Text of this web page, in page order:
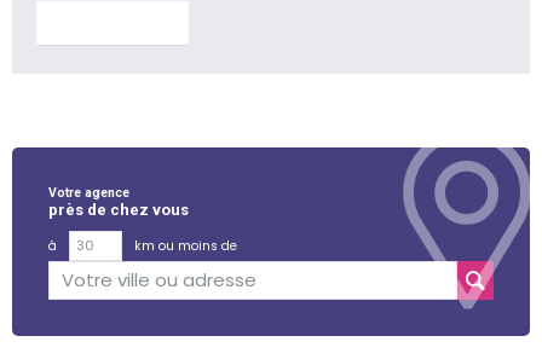
Votre agence
près de chez vous
à
km ou moins de